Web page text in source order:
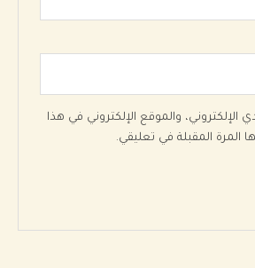
الإلكتروني، والموقع الإلكتروني في هذا
المرة المقبلة في تعليقي.